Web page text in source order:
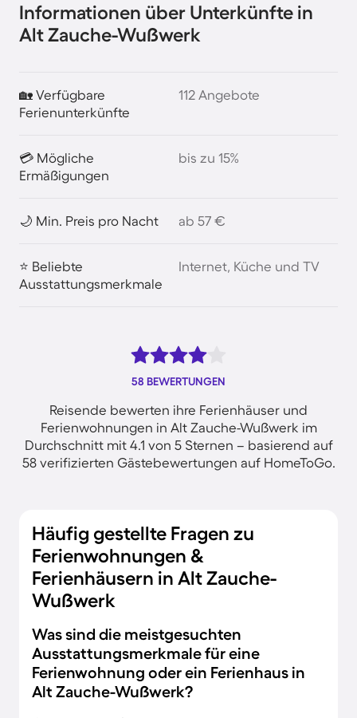
Informationen über Unterkünfte in
Alt Zauche-Wußwerk
🏡 Verfügbare
Ferienunterkünfte
112 Angebote
💳 Mögliche
Ermäßigungen
bis zu 15%
🌙 Min. Preis pro Nacht ab 57 €
⭐ Beliebte
Ausstattungsmerkmale
Internet, Küche und TV
58 BEWERTUNGEN
Reisende bewerten ihre Ferienhäuser und
Ferienwohnungen in Alt Zauche-Wußwerk im
Durchschnitt mit 4.1 von 5 Sternen – basierend auf
58 verifizierten Gästebewertungen auf HomeToGo.
Häufig gestellte Fragen zu
Ferienwohnungen &
Ferienhäusern in Alt Zauche-
Wußwerk
Was sind die meistgesuchten
Ausstattungsmerkmale für eine
Ferienwohnung oder ein Ferienhaus in
Alt Zauche-Wußwerk?